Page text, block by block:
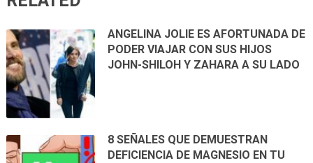
ANGELINA JOLIE ES AFORTUNADA DE
PODER VIAJAR CON SUS HIJOS
JOHN-SHILOH Y ZAHARA A SU LADO
8 SEÑALES QUE DEMUESTRAN
DEFICIENCIA DE MAGNESIO EN TU